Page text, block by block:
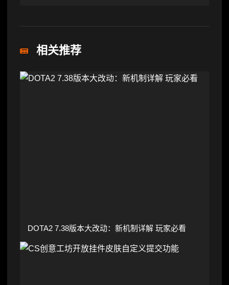
相关推荐
DOTA2 7.38版本大改动：新机制详解 玩家必看